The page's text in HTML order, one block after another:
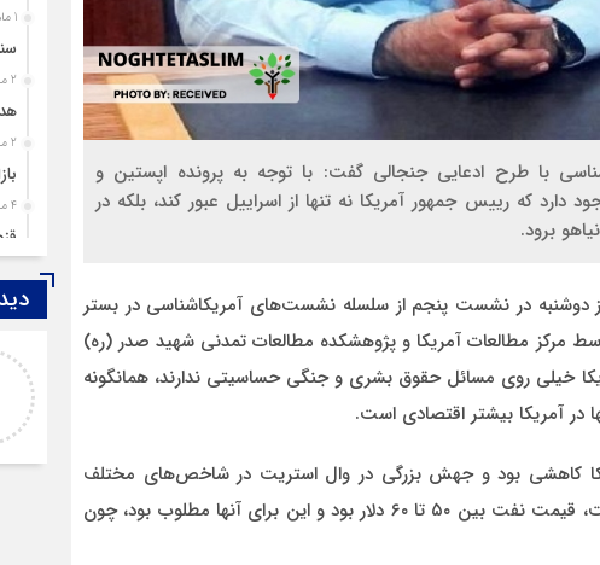
با طرح ادعایی جنجالی گفت: با توجه به پرونده اپستین و
که رییس‌ جمهور آمریکا نه تنها از اسراییل عبور کند، بلکه در
برود.
دوشنبه در نشست پنجم از سلسله نشست‌های آمریکاشناسی در بستر
مرکز مطالعات آمریکا و پژوهشکده مطالعات تمدنی شهید صدر (ره)
خیلی روی مسائل حقوق بشری و جنگی حساسیتی ندارند، همانگونه
در آمریکا بیشتر اقتصادی است.
کاهشی بود و جهش بزرگی در وال استریت در شاخص‌های مختلف
داشتیم و روند کاهشی قیمت نفت هم وجود داشت، قیمت نفت بین ۵۰ تا ۶۰ دلار بود و این برای آنها مطلوب بود، چون
1 ماه قبل
2 ماه قبل
2 ماه قبل
4 ماه قبل
قزوین ۱۴۰۴،
اصغر
خدا لعنتشون کنه که فقط نکات منفی ما رو نمایش
میدن